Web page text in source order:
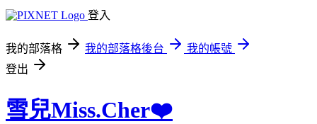
登入
我的部落格 我的部落格後台
我的帳號
登出
雪兒Miss.Cher❤️